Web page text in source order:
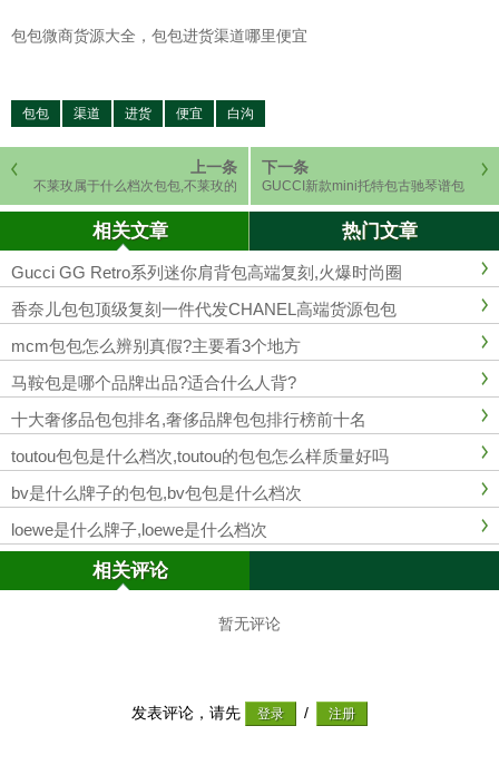
包包微商货源大全，包包进货渠道哪里便宜
包包 渠道 进货 便宜 白沟
上一条
不莱玫属于什么档次包包,不莱玫的
包包怎么样
下一条
GUCCI新款mini托特包古驰琴谱包
潮男潮女必备时尚单品
相关文章 热门文章
Gucci GG Retro系列迷你肩背包高端复刻,火爆时尚圈
香奈儿包包顶级复刻一件代发CHANEL高端货源包包
mcm包包怎么辨别真假?主要看3个地方
马鞍包是哪个品牌出品?适合什么人背?
十大奢侈品包包排名,奢侈品牌包包排行榜前十名
toutou包包是什么档次,toutou的包包怎么样质量好吗
bv是什么牌子的包包,bv包包是什么档次
loewe是什么牌子,loewe是什么档次
相关评论
暂无评论
发表评论，请先 /